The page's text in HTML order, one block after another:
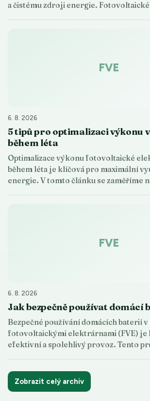
a čistému zdroji energie.
FVE
6. 8. 2026
5 tipů pro optimalizaci výkonu
během léta
Optimalizace výkonu fotovoltaické
během léta je klíčová pro maximální
energie. V tomto článku se zaměříme
FVE
6. 8. 2026
Jak bezpečně používat domácí
Bezpečné používání domácích baterií v
fotovoltaickými elektrárnami (FVE) je
efektivní a spolehlivý provoz. Tento
Zobrazit celý archiv